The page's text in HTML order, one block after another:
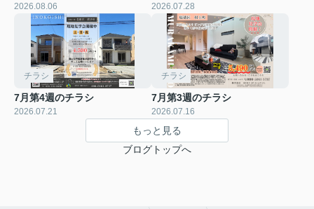
2026.08.06 2026.07.28
チラシ
7月第4週のチラシ
2026.07.21
チラシ
7月第3週のチラシ
2026.07.16
もっと見る
ブログトップへ